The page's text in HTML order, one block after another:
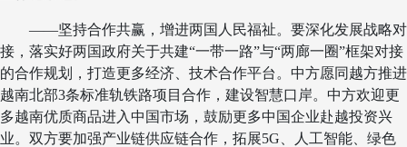
——坚持合作共赢，增进两国人民福祉。要深化发展战略对
接，落实好两国政府关于共建“一带一路”与“两廊一圈”框架对接
的合作规划，打造更多经济、技术合作平台。中方愿同越方推进
越南北部3条标准轨铁路项目合作，建设智慧口岸。中方欢迎更
多越南优质商品进入中国市场，鼓励更多中国企业赴越投资兴
业。双方要加强产业链供应链合作，拓展5G、人工智能、绿色